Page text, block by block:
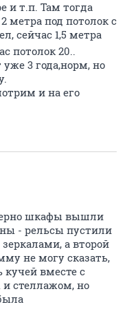
назад заказали
48,
и т.п. Там тогда
под потолок с
сейчас 1,5 метра
потолок 20..
3 года,норм, но